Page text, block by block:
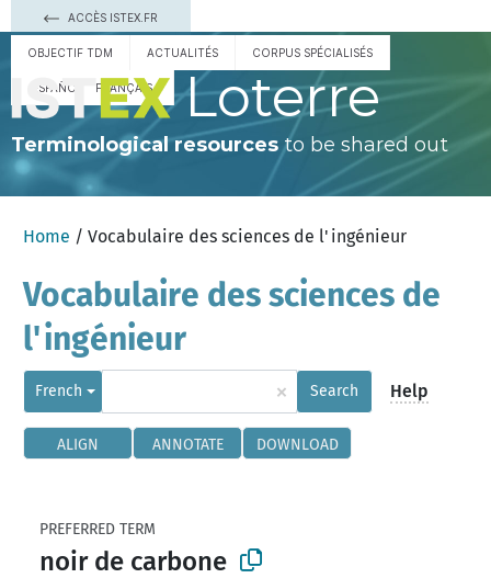
ACCÈS ISTEX.FR
OBJECTIF TDM ACTUALITÉS CORPUS SPÉCIALISÉS
ESPAÑOL FRANÇAIS Loterre
Terminological resourcesto be shared out
Home / Vocabulaire des sciences de l'ingénieur
Vocabulaire des sciences de
l'ingénieur
French × Search Help
ALIGN ANNOTATE DOWNLOAD
PREFERRED TERM
noir de carbone